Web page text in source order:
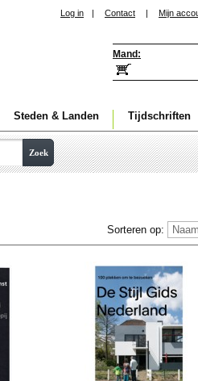
Log in | Contact | Mijn
Mand:
Steden & Landen Tijdschriften
Zoek
Sorteren op: